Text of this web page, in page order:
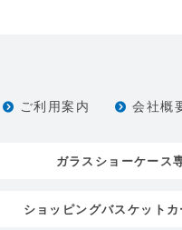
ご利用案内 会社概
ガラスショーケース
ショッピングバスケット